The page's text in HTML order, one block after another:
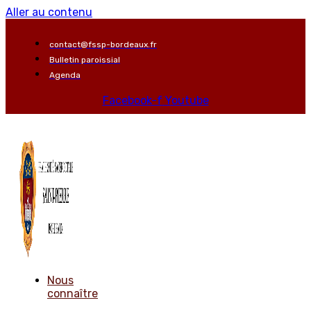
Aller au contenu
contact@fssp-bordeaux.fr
Bulletin paroissial
Agenda
Facebook-f Youtube
Nous
connaître